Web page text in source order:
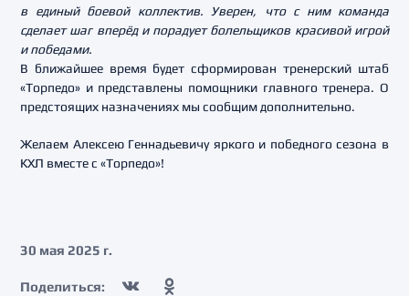
в единый боевой коллектив. Уверен, что с ним команда
сделает шаг вперёд и порадует болельщиков красивой игрой
и победами.
В ближайшее время будет сформирован тренерский штаб
«Торпедо» и представлены помощники главного тренера. О
предстоящих назначениях мы сообщим дополнительно.
Желаем Алексею Геннадьевичу яркого и победного сезона в
КХЛ вместе с «Торпедо»!
30 мая 2025 г.
Поделиться: